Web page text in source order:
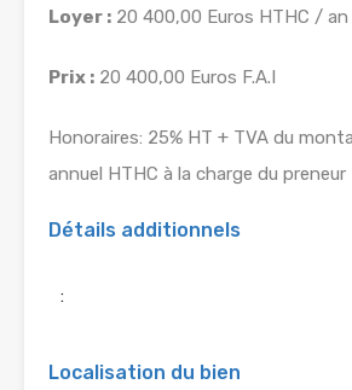
Loyer : 20 400,00 Euros HTHC / an
Prix : 20 400,00 Euros F.A.I
Honoraires: 25% HT + TVA du
annuel HTHC à la charge du preneur
Détails additionnels
:
Localisation du bien